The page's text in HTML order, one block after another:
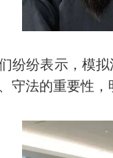
纷表示，模拟
守法的重要性